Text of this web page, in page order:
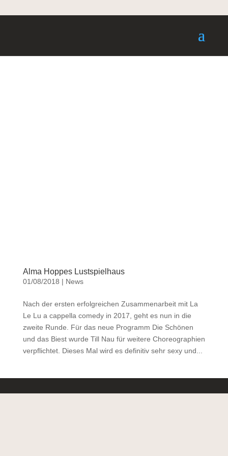
Alma Hoppes Lustspielhaus
01/08/2018 | News
Nach der ersten erfolgreichen Zusammenarbeit mit La
Le Lu a cappella comedy in 2017, geht es nun in die
zweite Runde. Für das neue Programm Die Schönen
und das Biest wurde Till Nau für weitere Choreographien
verpflichtet. Dieses Mal wird es definitiv sehr sexy und...